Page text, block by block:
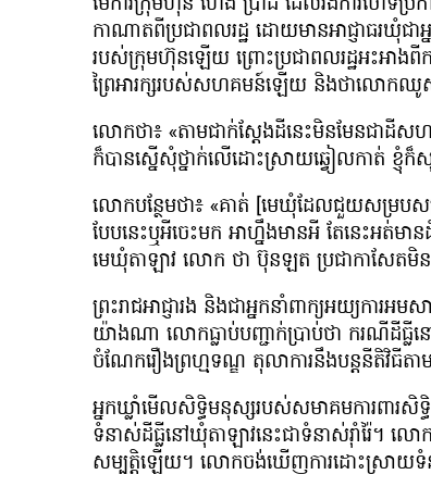
កាណាតពីប្រជាពលរដ្ឋ ដោយមានអាជ្ញាធរឃុំ
របស់ក្រុមហ៊ុនឡើយ ព្រោះប្រជាពលរដ្ឋអះអ
ព្រៃអារក្សរបស់សហគមន៍ឡើយ និងថាលោក
លោកថា៖ «តាមជាក់ស្ដែងដីនេះមិនមែនជាដីស
ក៏បានស្នើសុំថ្នាក់លើដោះស្រាយឆ្វៀលកាត់ ខ្ញុំក៏សុ
លោកបន្ថែមថា៖ «គាត់ [មេឃុំដែលជួយសម្រប
បែបនេះឬអីចេះមក អាហ្នឹងមានអី តែនេះអត់
មេឃុំតាឡាវ លោក ថា ប៊ុនឡត ប្រជាកាសែតមិន
ព្រះរាជអាជ្ញារង និងជាអ្នកនាំពាក្យអយ្យកា
យ៉ាងណា លោកធ្លាប់បញ្ជាក់ប្រាប់ថា ករណីដីធ្លី
ចំណែករឿងព្រហ្មទណ្ឌ តុលាការនឹងបន្តនីតិវិធីតា
អ្នកឃ្លាំមើលសិទ្ធិមនុស្សរបស់សមាគមការពារសិ
ទំនាស់ដីធ្លីនៅឃុំតាឡាវនេះជាទំនាស់រ៉ាំរ៉ៃ។ លោ
សម្បត្តិឡើយ។ លោកចង់ឃើញការដោះស្រាយទំ